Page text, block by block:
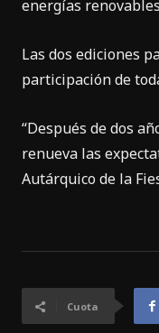
energías
Las dos ediciones
participación de
“Después de dos
renueva las
Autárquico de la
Cuota